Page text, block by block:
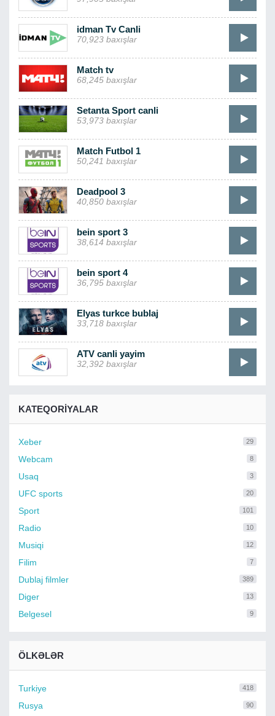
idman Tv Canli
70,923 baxışlar
Match tv
68,245 baxışlar
Setanta Sport canli
53,973 baxışlar
Match Futbol 1
50,241 baxışlar
Deadpool 3
40,850 baxışlar
bein sport 3
38,614 baxışlar
bein sport 4
36,795 baxışlar
Elyas turkce bublaj
33,718 baxışlar
ATV canli yayim
32,392 baxışlar
KATEQORIYALAR
Xeber 29
Webcam 8
Usaq 3
UFC sports 20
Sport 101
Radio 10
Musiqi 12
Filim 7
Dublaj filmler 389
Diger 13
Belgesel 9
ÖLKƏLƏR
Turkiye 418
Rusya 90